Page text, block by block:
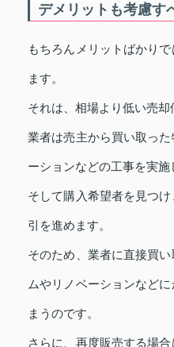
デメリットも考慮す
もちろんメリットばかり
ます。
それは、相場より低い売却
業者は売主から買い取っ
ーションなどの工事を実施
そして購入希望者を見つ
引を進めます。
そのため、業者に直接買
ムやリノベーションなど
まうのです。
さらに、再度販売する場